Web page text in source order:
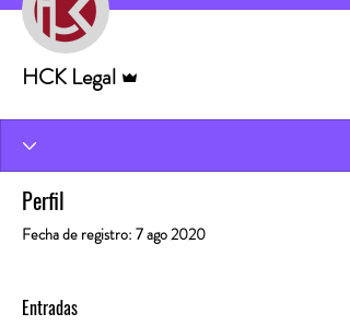
HCK Legal
Perfil
Fecha de registro: 7 ago 2020
Entradas